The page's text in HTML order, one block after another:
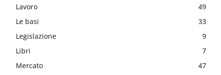
Lavoro
49
Le basi
33
Legislazione
9
Libri
7
Mercato
47